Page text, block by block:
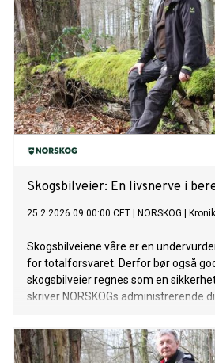
Skogsbilveier: En livsnerve i
25.2.2026 09:00:00 CET NORSKOG
Skogsbilveiene våre er en
for totalforsvaret. Derfor bør også
skogsbilveier regnes som en
skriver NORSKOGs administrerende